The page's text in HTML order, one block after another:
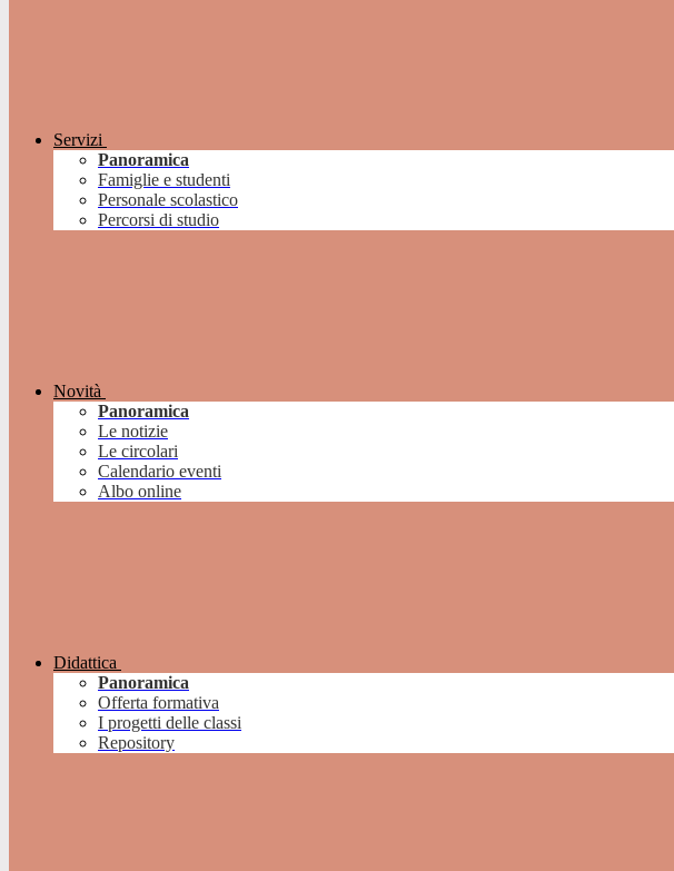
Servizi
Panoramica
Famiglie e studenti
Personale scolastico
Percorsi di studio
Novità
Panoramica
Le notizie
Le circolari
Calendario eventi
Albo online
Didattica
Panoramica
Offerta formativa
I progetti delle classi
Repository